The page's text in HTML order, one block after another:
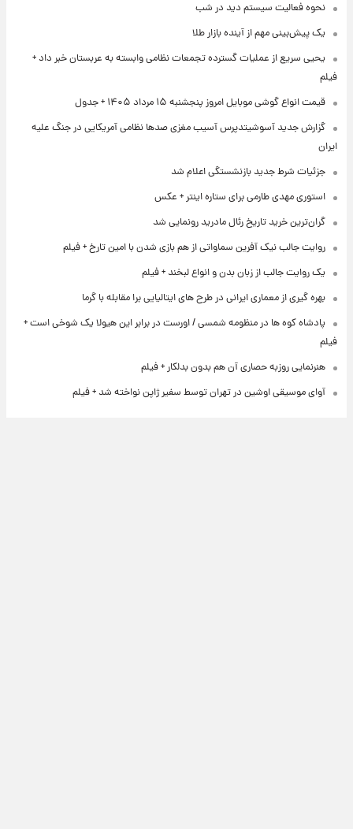
نحوه فعالیت سیستم دید در شب
یک پیش‌بینی مهم از آینده بازار طلا
یحیی سریع از عملیات گسترده تجمعات نظامی وابسته به عربستان خبر داد +
فیلم
قیمت انواع گوشی موبایل امروز پنجشنبه ۱۵ مرداد ۱۴۰۵ + جدول
گزارش جدید آسوشیتدپرس آسیب مغزی صدها نظامی آمریکایی در جنگ علیه
ایران
جزئیات شرط جدید بازنشستگی اعلام شد
استوری مهدی طارمی برای ستاره اینتر + عکس
گران‌ترین خرید تاریخ رئال مادرید رونمایی شد
روایت جالب نیک آفرین سماواتی از هم بازی شدن با امین تارخ + فیلم
یک روایت جالب از زبان بدن و انواع لبخند + فیلم
بهره گیری از معماری ایرانی در طرح های ایتالیایی برا مقابله با گرما
پادشاه کوه ها در منظومه شمسی / اورست در برابر این هیولا یک شوخی است +
فیلم
هنرنمایی روزبه حصاری آن هم بدون بدلکار + فیلم
آوای موسیقی اوشین در تهران توسط سفیر ژاپن نواخته شد + فیلم